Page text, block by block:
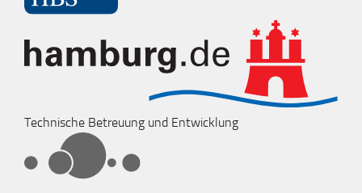
Technische Betreuung und Entwicklung